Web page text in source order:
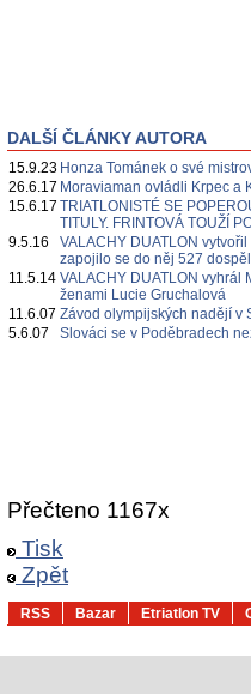
DALŠÍ ČLÁNKY AUTORA
15.9.23 Honza Tománek o své
26.6.17 Moraviaman ovládli Krpec a
15.6.17 TRIATLONISTÉ SE
TITULY. FRINTOVÁ TOUŽÍ
9.5.16
VALACHY DUATLON
zapojilo se do něj 527
11.5.14 VALACHY DUATLON vyhrál
ženami Lucie Gruchalová
11.6.07 Závod olympijských nadějí v
5.6.07
Slováci se v Poděbradech
Přečteno 1167x
Tisk
Zpět
RSS Bazar Etriatlon TV